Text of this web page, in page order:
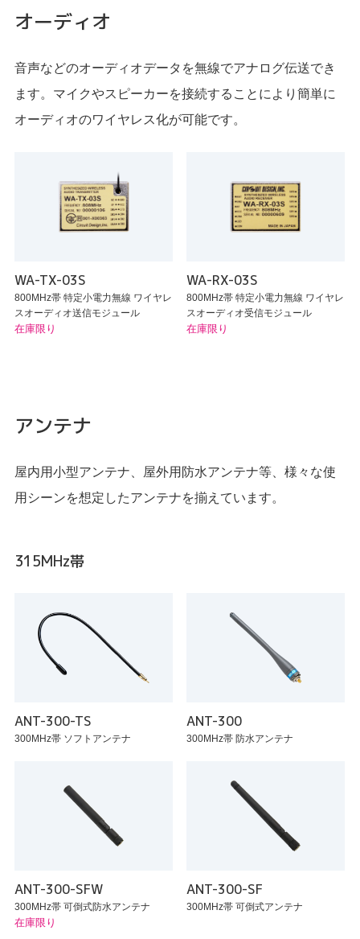
オーディオ
音声などのオーディオデータを無線でアナログ伝送でき
ます。マイクやスピーカーを接続することにより簡単に
オーディオのワイヤレス化が可能です。
WA-TX-03S
800MHz帯 特定小電力無線 ワイヤレ
スオーディオ送信モジュール
在庫限り
WA-RX-03S
800MHz帯 特定小電力無線 ワイヤレ
スオーディオ受信モジュール
在庫限り
アンテナ
屋内用小型アンテナ、屋外用防水アンテナ等、様々な使
用シーンを想定したアンテナを揃えています。
315MHz帯
ANT-300-TS
300MHz帯 ソフトアンテナ
ANT-300
300MHz帯 防水アンテナ
ANT-300-SFW
300MHz帯 可倒式防水アンテナ
在庫限り
ANT-300-SF
300MHz帯 可倒式アンテナ